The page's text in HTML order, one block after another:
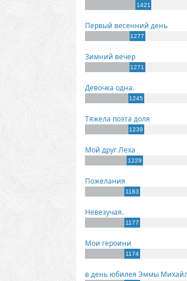
1421
Первый весенний день
1277
Зимний вечер
1271
Девочка одна.
1245
Тяжела поэта доля
1239
Мой друг Леха
1229
Пожелания
1183
Невезучая.
1177
Мои героини
1174